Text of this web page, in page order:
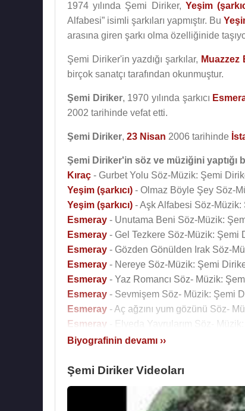
1974 yılında Şemi Diriker, Yeşim
Alfabesi” isimli şarkıları yapmıştır. Bu
arasına giren şarkı olma özelliğinide
Şemi Diriker'in yazdığı şarkılar, Muazzez
birçok sanatçı tarafından okunmuştur.
Şemi Diriker, 1970 yılında şarkıcı
2002 tarihinde vefat etti.
Şemi Diriker, 23 Nisan 2006 tarihinde
Şemi Diriker'in söz ve müziğini yaptığı
Kıraç - Gurbet Yolu Söz-Müzik: Şemi
Yeşim (şarkıcı) - Olmaz Böyle Şey Söz-
Yeşim (şarkıcı) - Aşk Alfabesi Söz-Müzik:
Esmeray - Unutama Beni Söz-Müzik:
Esmeray - Gel Tezkere Söz-Müzik: Şemi
Esmeray - Gözden Gönülden Irak Söz-
Esmeray - Nereye Söz-Müzik: Şemi
Esmeray - Yaz Romancı Söz- Müzik:
Esmeray - Sevmişem Söz- Müzik: Şemi
Esmeray - Aç ağzını yum gözünü Söz-
Esmeray - Elveda Yavrularım Söz- Müzik:
Kaynak:Biyografiler.com
Biyografinin devamı ››
Şemi Diriker Videoları